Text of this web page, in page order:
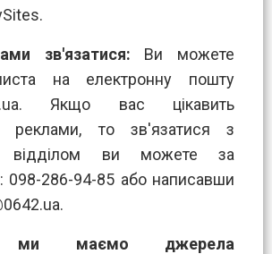
зв'язатися: Ви можете
на електронну пошту
. Якщо вас цікавить
реклами, то зв'язатися з
відділом ви можете за
098-286-94-85 або написавши
.
ми маємо джерела